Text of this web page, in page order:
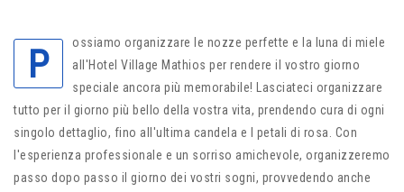
P
ossiamo organizzare le nozze perfette e la luna di miele
all'Hotel Village Mathios per rendere il vostro giorno
speciale ancora più memorabile! Lasciateci organizzare
tutto per il giorno più bello della vostra vita, prendendo cura di ogni
singolo dettaglio, fino all'ultima candela e I petali di rosa. Con
l'esperienza professionale e un sorriso amichevole, organizzeremo
passo dopo passo il giorno dei vostri sogni, provvedendo anche